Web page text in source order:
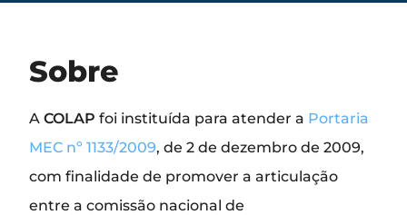
Sobre
ACOLAP foi instituída para atender a Portaria
MEC nº 1133/2009, de 2 de dezembro de 2009,
com finalidade de promover a articulação
entre a comissão nacional de